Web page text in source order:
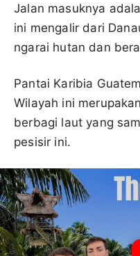
Jalan masuknya
ini mengalir dari
ngarai hutan dan
Pantai Karibia
Wilayah ini
berbagi laut yang
pesisir ini.